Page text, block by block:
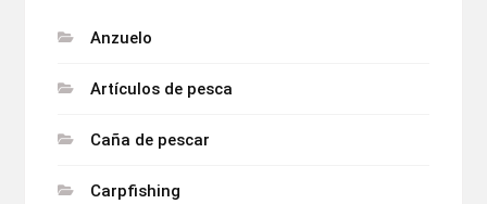
Anzuelo
Artículos de pesca
Caña de pescar
Carpfishing